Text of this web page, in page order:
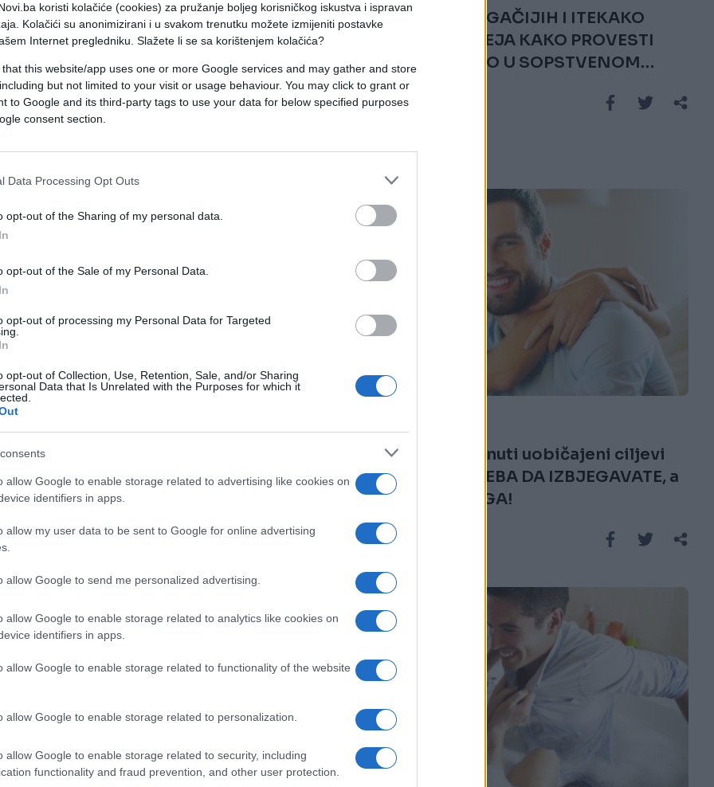
koristi kolačiće (cookies) za pružanje boljeg korisničkog iskustva i ispravan
Kolačići su anonimizirani i u svakom trenutku možete izmijeniti postavke
Internet pregledniku. Slažete li se sa korištenjem kolačića?
that this website/app uses one or more Google services and may gather and store
but not limited to your visit or usage behaviour. You may click to grant or
to Google and its third-party tags to use your data for below specified purposes
consent section.
Data Processing Opt Outs
opt-out of the Sharing of my personal data.
opt-out of the Sale of my Personal Data.
opt-out of processing my Personal Data for Targeted
opt-out of Collection, Use, Retention, Sale, and/or Sharing
Data that Is Unrelated with the Purposes for which it
allow Google to enable storage related to advertising like cookies on
identifiers in apps.
allow my user data to be sent to Google for online advertising
allow Google to send me personalized advertising.
allow Google to enable storage related to analytics like cookies on
identifiers in apps.
allow Google to enable storage related to functionality of the website
allow Google to enable storage related to personalization.
allow Google to enable storage related to security, including
functionality and fraud prevention, and other user protection.
OTKRIVENO JE: Postoji i MIKRO
VARANJE i sigurno smo svi prevareni
NA OVAKAV NAČIN!
Saznaj više
8 NEŠTO DRUGAČIJIH I ITEKAKO
ZABAVNIH IDEJA KAKO PROVESTI
VALENTINOVO U SOPSTVENOM
DOMU!
Saznaj više
LJUBAV
Ove OSOBINE MODERNIH
MUŠKARACA žene nikako NE
PODNOSE!
Saznaj više
Ovo su nametnuti uobičajeni ciljevi
koje u vezi TREBA DA IZBJEGAVATE, a
evo ZBOG ČEGA!
Saznaj više
AKTUELNO